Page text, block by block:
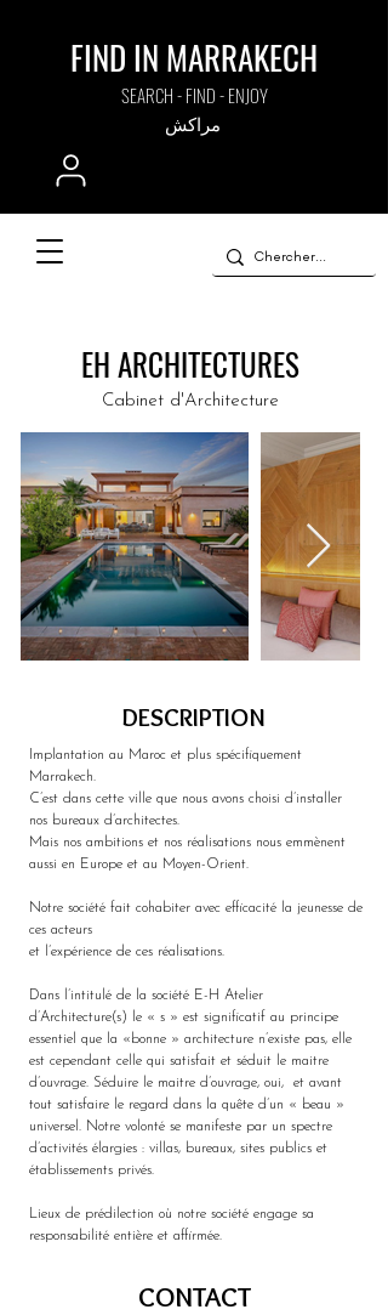
FIND IN MARRAKECH
SEARCH - FIND - ENJOY
مراكش
EH ARCHITECTURES
Cabinet d'Architecture
DESCRIPTION
Implantation au Maroc et plus spécifiquement
Marrakech.
C’est dans cette ville que nous avons choisi d’installer
nos bureaux d’architectes.
Mais nos ambitions et nos réalisations nous emmènent
aussi en Europe et au Moyen-Orient.
Notre société fait cohabiter avec efficacité la jeunesse de
ces acteurs
et l’expérience de ces réalisations.
Dans l’intitulé de la société E-H Atelier
d’Architecture(s) le « s » est significatif au principe
essentiel que la «bonne » architecture n’existe pas, elle
est cependant celle qui satisfait et séduit le maitre
d’ouvrage. Séduire le maitre d’ouvrage, oui,  et avant
tout satisfaire le regard dans la quête d’un « beau »
universel. Notre volonté se manifeste par un spectre
d’activités élargies : villas, bureaux, sites publics et
établissements privés.
Lieux de prédilection où notre société engage sa
responsabilité entière et affirmée.
CONTACT